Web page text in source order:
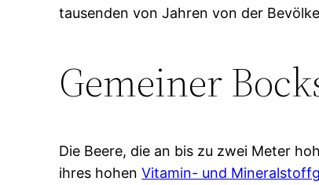
tausenden von Jahren von der
Gemeiner
Die Beere, die an bis zu zwei Meter
ihres hohenVitamin- und